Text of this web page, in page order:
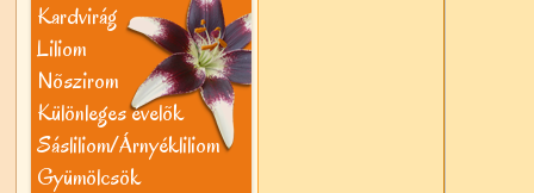
Kardvirág
Liliom
Nõszirom
Különleges évelõk
Sásliliom/Árnyékliliom
Gyümölcsök